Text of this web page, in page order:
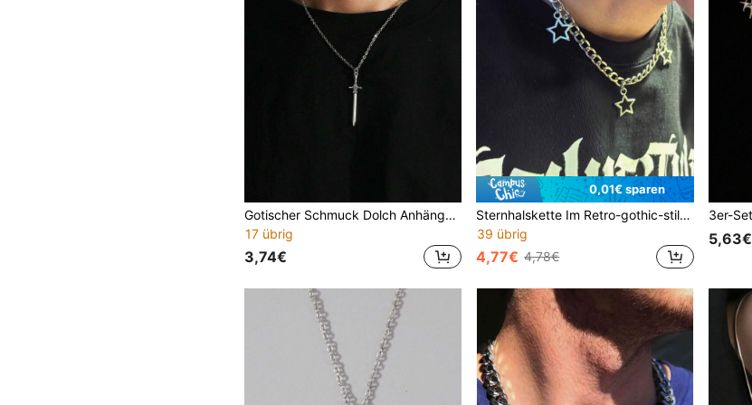
Gotischer Schmuck Dolch Anhänger Halskette mit Schwert, Halskette aus Edelstahlkette, Kreuz Halskette für Männer und Frauen
17 übrig
3,74€
0,01€ sparen
Sternhalskette Im Retro-gothic-stil Für Männer, High-end-hip-hop-mode, Vielseitige Halskette Mit Anhänger Für Jungen, Einzigartiges Design-accessoire
39 übrig
4,77€ 4,78€
5,63€